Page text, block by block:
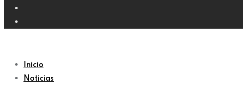
Inicio
Noticias